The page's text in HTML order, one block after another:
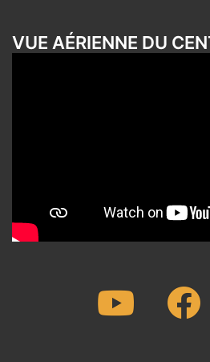
VUE AÉRIENNE DU
Youtube